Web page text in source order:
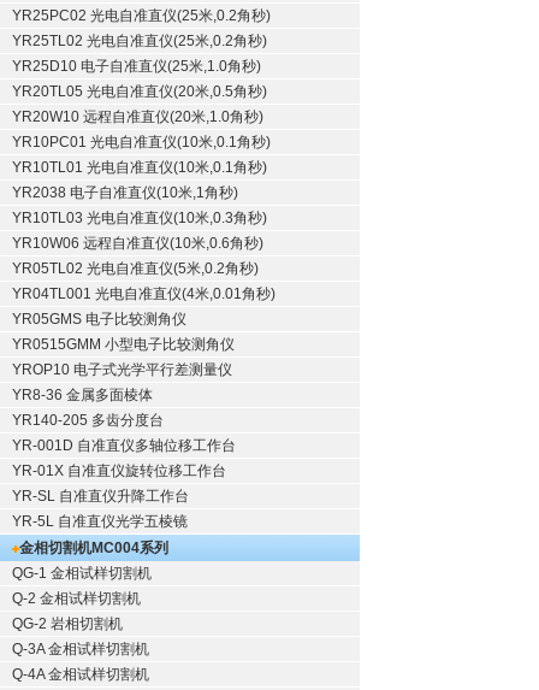
YR25PC02 光电自准直仪(25米,0.2角秒)
YR25TL02 光电自准直仪(25米,0.2角秒)
YR25D10 电子自准直仪(25米,1.0角秒)
YR20TL05 光电自准直仪(20米,0.5角秒)
YR20W10 远程自准直仪(20米,1.0角秒)
YR10PC01 光电自准直仪(10米,0.1角秒)
YR10TL01 光电自准直仪(10米,0.1角秒)
YR2038 电子自准直仪(10米,1角秒)
YR10TL03 光电自准直仪(10米,0.3角秒)
YR10W06 远程自准直仪(10米,0.6角秒)
YR05TL02 光电自准直仪(5米,0.2角秒)
YR04TL001 光电自准直仪(4米,0.01角秒)
YR05GMS 电子比较测角仪
YR0515GMM 小型电子比较测角仪
YROP10 电子式光学平行差测量仪
YR8-36 金属多面棱体
YR140-205 多齿分度台
YR-001D 自准直仪多轴位移工作台
YR-01X 自准直仪旋转位移工作台
YR-SL 自准直仪升降工作台
YR-5L 自准直仪光学五棱镜
金相切割机MC004系列
QG-1 金相试样切割机
Q-2 金相试样切割机
QG-2 岩相切割机
Q-3A 金相试样切割机
Q-4A 金相试样切割机